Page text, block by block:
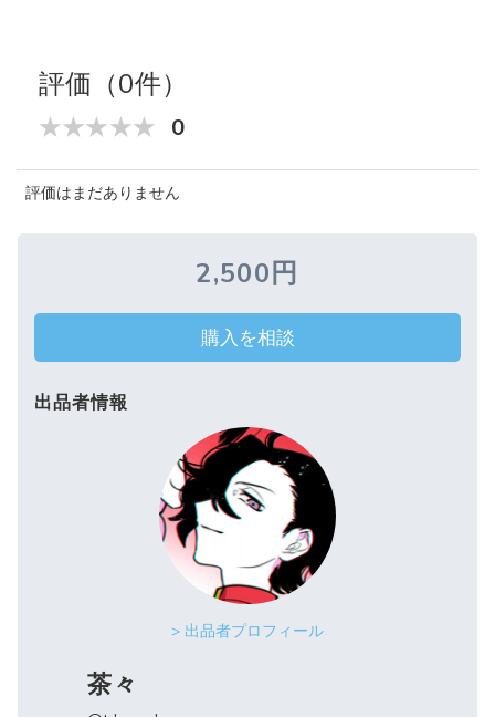
評価（0件）
0
評価はまだありません
2,500円
購入を相談
出品者情報
> 出品者プロフィール
茶々